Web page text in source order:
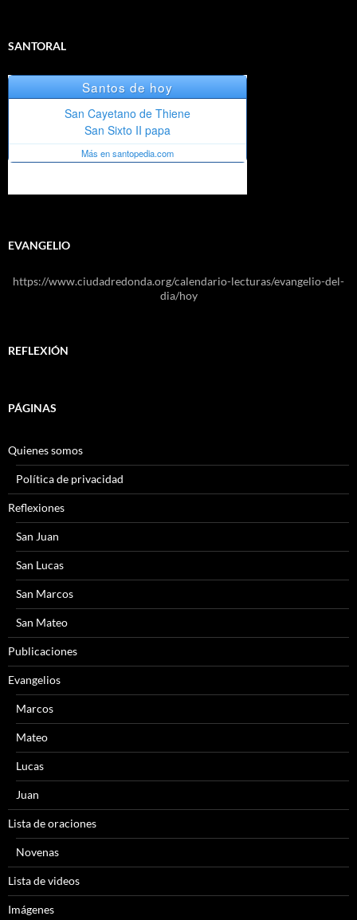
SANTORAL
EVANGELIO
https://www.ciudadredonda.org/calendario-lecturas/evangelio-del-
dia/hoy
REFLEXIÓN
PÁGINAS
Quienes somos
Política de privacidad
Reflexiones
San Juan
San Lucas
San Marcos
San Mateo
Publicaciones
Evangelios
Marcos
Mateo
Lucas
Juan
Lista de oraciones
Novenas
Lista de videos
Imágenes